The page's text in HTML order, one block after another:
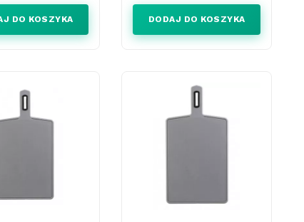
DO KOSZYKA DODAJ DO KOSZYKA